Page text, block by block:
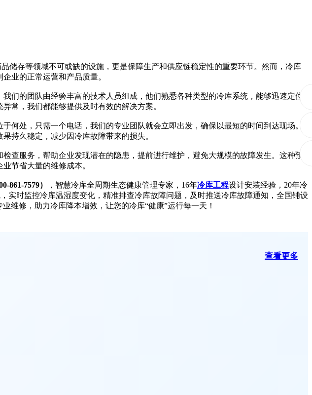
存等领域不可或缺的设施，更是保障生产和供应链稳定性的重要环节。然而，冷库
业的正常运营和产品质量。
我们的团队由经验丰富的技术人员组成，他们熟悉各种类型的冷库系统，能够迅速定位
常，我们都能够提供及时有效的解决方案。
处，只需一个电话，我们的专业团队就会立即出发，确保以最短的时间到达现场。
持久稳定，减少因冷库故障带来的损失。
服务，帮助企业发现潜在的隐患，提前进行维护，避免大规模的故障发生。这种预
节省大量的维修成本。
861-7579） ，智慧冷库全周期生态健康管理专家，16年冷库工程设计安装经验，20年冷
实时监控冷库温湿度变化，精准排查冷库故障问题，及时推送冷库故障通知，全国铺设
维修，助力冷库降本增效，让您的冷库“健康”运行每一天！
查看更多